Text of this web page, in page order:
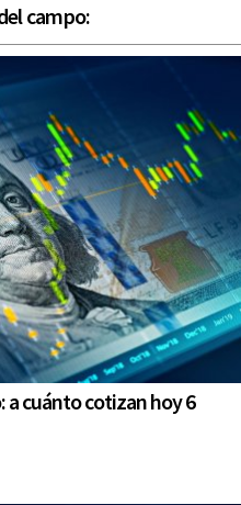
campo:
a cuánto cotizan hoy 6